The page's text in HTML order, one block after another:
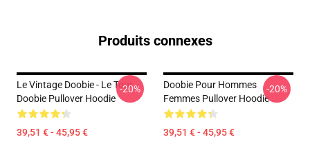
Produits connexes
Le Vintage Doobie - Le Tour
Doobie Pullover Hoodie
39,51 € - 45,95 €
-20%
Doobie Pour Hommes
Femmes Pullover Hoodie
39,51 € - 45,95 €
-20%